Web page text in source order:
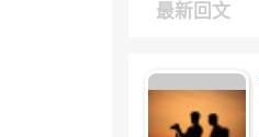
最新回文